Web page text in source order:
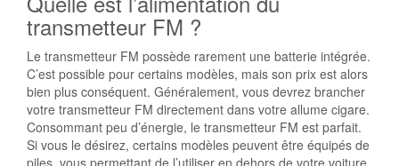
transmetteur FM ?
Le transmetteur FM possède rarement une batterie intégrée.
C’est possible pour certains modèles, mais son prix est alors
bien plus conséquent. Généralement, vous devrez brancher
votre transmetteur FM directement dans votre allume cigare.
Consommant peu d’énergie, le transmetteur FM est parfait.
Si vous le désirez, certains modèles peuvent être équipés de